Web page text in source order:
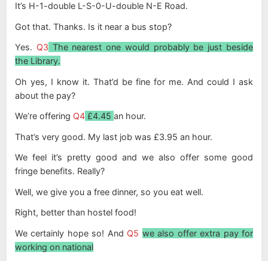
It’s H-1-double L-S-0-U-double N-E Road.
Got that. Thanks. Is it near a bus stop?
Yes. Q3 The nearest one would probably be just beside
the Library.
Oh yes, I know it. That’d be fine for me. And could I ask
about the pay?
We’re offering Q4 £4.45 an hour.
That’s very good. My last job was £3.95 an hour.
We feel it’s pretty good and we also offer some good
fringe benefits. Really?
Well, we give you a free dinner, so you eat well.
Right, better than hostel food!
We certainly hope so! And Q5 we also offer extra pay for
working on national